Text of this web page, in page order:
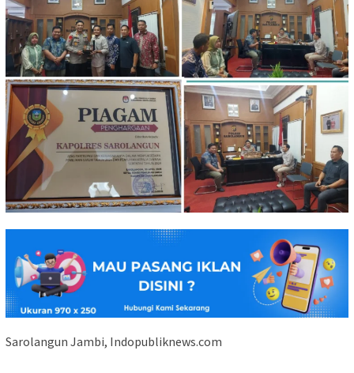
Sarolangun Jambi, Indopubliknews.com